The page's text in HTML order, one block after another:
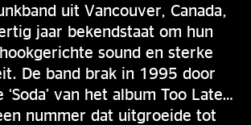
uit Vancouver, Canada,
jaar bekendstaat om hun
sound en sterke
De band brak in 1995 door
van het album Too Late…
nummer dat uitgroeide tot